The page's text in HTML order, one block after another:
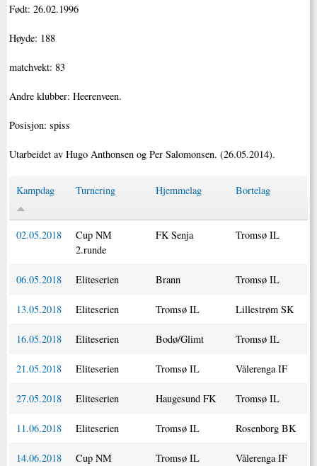
Født: 26.02.1996
Høyde: 188
matchvekt: 83
Andre klubber: Heerenveen.
Posisjon: spiss
Utarbeidet av Hugo Anthonsen og Per Salomonsen. (26.05.2014).
Kampdag Turnering Hjemmelag Bortelag
02.05.2018
Cup NM
2.runde
FK Senja Tromsø IL
06.05.2018 Eliteserien Brann Tromsø IL
13.05.2018 Eliteserien Tromsø IL Lillestrøm SK
16.05.2018 Eliteserien Bodø/Glimt Tromsø IL
21.05.2018 Eliteserien Tromsø IL Vålerenga IF
27.05.2018 Eliteserien Haugesund FK Tromsø IL
11.06.2018 Eliteserien Tromsø IL Rosenborg BK
14.06.2018
Cup NM
Tromsø IL Vålerenga IF